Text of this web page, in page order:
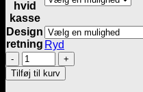
hvid
kasse
Design
retning Ryd
SangSkjuler
-
Flad
Tilføj til kurv